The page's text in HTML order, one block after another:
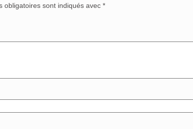
obligatoires sont indiqués avec *